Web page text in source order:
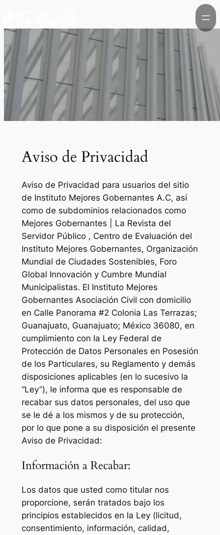
contenido
Aviso de Privacidad
Aviso de Privacidad para usuarios del sitio
de Instituto Mejores Gobernantes A.C, así
como de subdominios relacionados como
Mejores Gobernantes | La Revista del
Servidor Público , Centro de Evaluación del
Instituto Mejores Gobernantes, Organización
Mundial de Ciudades Sostenibles, Foro
Global Innovación y Cumbre Mundial
Municipalistas. El Instituto Mejores
Gobernantes Asociación Civil con domicilio
en Calle Panorama #2 Colonia Las Terrazas;
Guanajuato, Guanajuato; México 36080, en
cumplimiento con la Ley Federal de
Protección de Datos Personales en Posesión
de los Particulares, su Reglamento y demás
disposiciones aplicables (en lo sucesivo la
“Ley”), le informa que es responsable de
recabar sus datos personales, del uso que
se le dé a los mismos y de su protección,
por lo que pone a su disposición el presente
Aviso de Privacidad:
Información a Recabar:
Los datos que usted como titular nos
proporcione, serán tratados bajo los
principios establecidos en la Ley (licitud,
consentimiento, información, calidad,